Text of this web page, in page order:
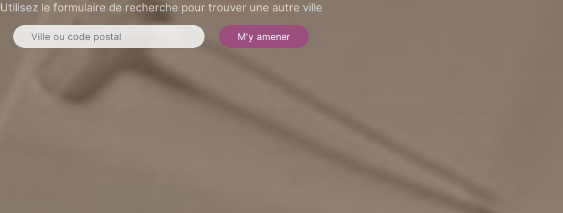
Utilisez le formulaire de recherche pour trouver une autre ville
M'y amener